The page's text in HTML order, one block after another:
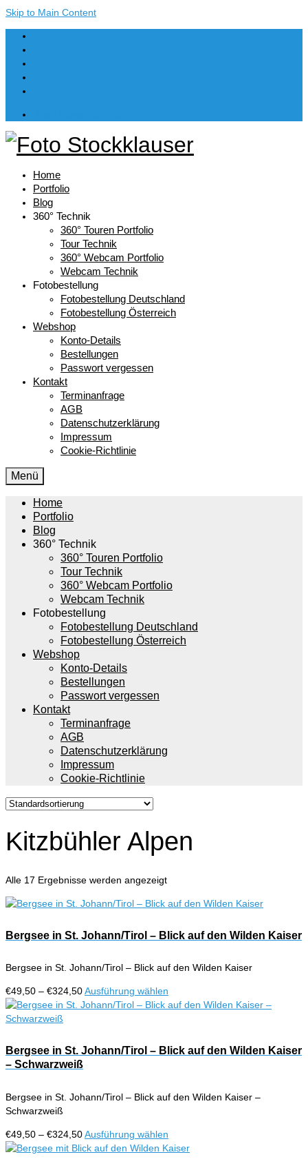
Skip to Main Content
Home
Portfolio
Blog
360° Technik
360° Touren Portfolio
Tour Technik
360° Webcam Portfolio
Webcam Technik
Fotobestellung
Fotobestellung Deutschland
Fotobestellung Österreich
Webshop
Konto-Details
Bestellungen
Passwort vergessen
Kontakt
Terminanfrage
AGB
Datenschutzerklärung
Impressum
Cookie-Richtlinie
Menü
Home
Portfolio
Blog
360° Technik
360° Touren Portfolio
Tour Technik
360° Webcam Portfolio
Webcam Technik
Fotobestellung
Fotobestellung Deutschland
Fotobestellung Österreich
Webshop
Konto-Details
Bestellungen
Passwort vergessen
Kontakt
Terminanfrage
AGB
Datenschutzerklärung
Impressum
Cookie-Richtlinie
Kitzbühler Alpen
Alle 17 Ergebnisse werden angezeigt
Bergsee in St. Johann/Tirol – Blick auf den Wilden Kaiser
Bergsee in St. Johann/Tirol – Blick auf den Wilden Kaiser
€49,50 – €324,50Preisspanne:
€49,50
Ausführung wählen
Produkt
Varianten
auf.
können
Produktseite
gewählt
Bergsee in St. Johann/Tirol – Blick auf den Wilden Kaiser
– Schwarzweiß
Bergsee in St. Johann/Tirol – Blick auf den Wilden Kaiser –
Schwarzweiß
€49,50 – €324,50Preisspanne:
€49,50
Ausführung wählen
Produkt